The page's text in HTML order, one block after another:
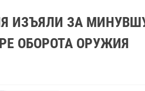
ИЗЪЯЛИ ЗА
ОБОРОТА ОРУЖИЯ